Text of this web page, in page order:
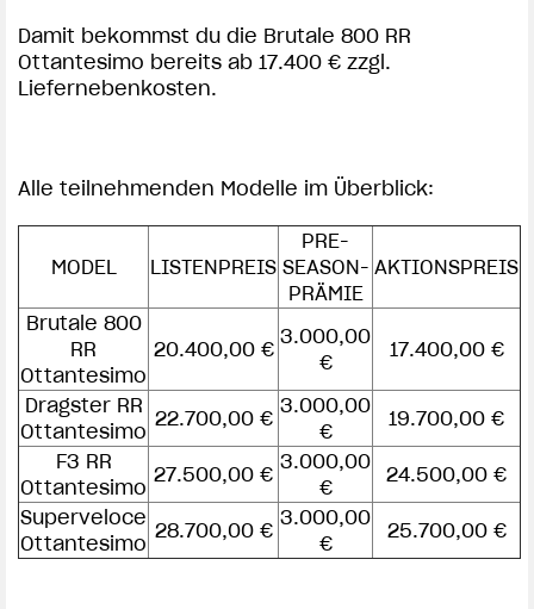
APPAREL
We ride it. We wear it
Damit bekommst du die Brutale 800 RR
Ottantesimo bereits ab 17.400 € zzgl.
Liefernebenkosten.
Alle teilnehmenden Modelle im Überblick:
MODEL LISTENPREIS
PRE-
SEASON-
PRÄMIE
AKTIONSPREIS
Brutale 800
RR
Ottantesimo
20.400,00 €
3.000,00
€
17.400,00 €
Dragster RR
Ottantesimo
22.700,00 €
3.000,00
€
19.700,00 €
F3 RR
Ottantesimo
27.500,00 €
3.000,00
€
24.500,00 €
Superveloce
Ottantesimo
28.700,00 €
3.000,00
€
25.700,00 €